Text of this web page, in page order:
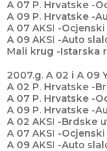
A 07 P. Hrvatske -
A 09 P. Hrvatske -
A 07 AKSI -
A 09 AKSI -Auto
Mali krug -Istarska
2007.g. A 02 i A 09
A 02 P. Hrvatske -
A 07 P. Hrvatske -
A 09 P. Hrvatske -
A 02 AKSI -Brdske
A 07 AKSI -
A 09 AKSI -Auto